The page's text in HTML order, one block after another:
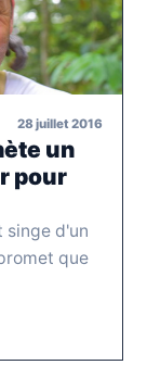
28 juillet 2016
un
pour
singe d'un
que